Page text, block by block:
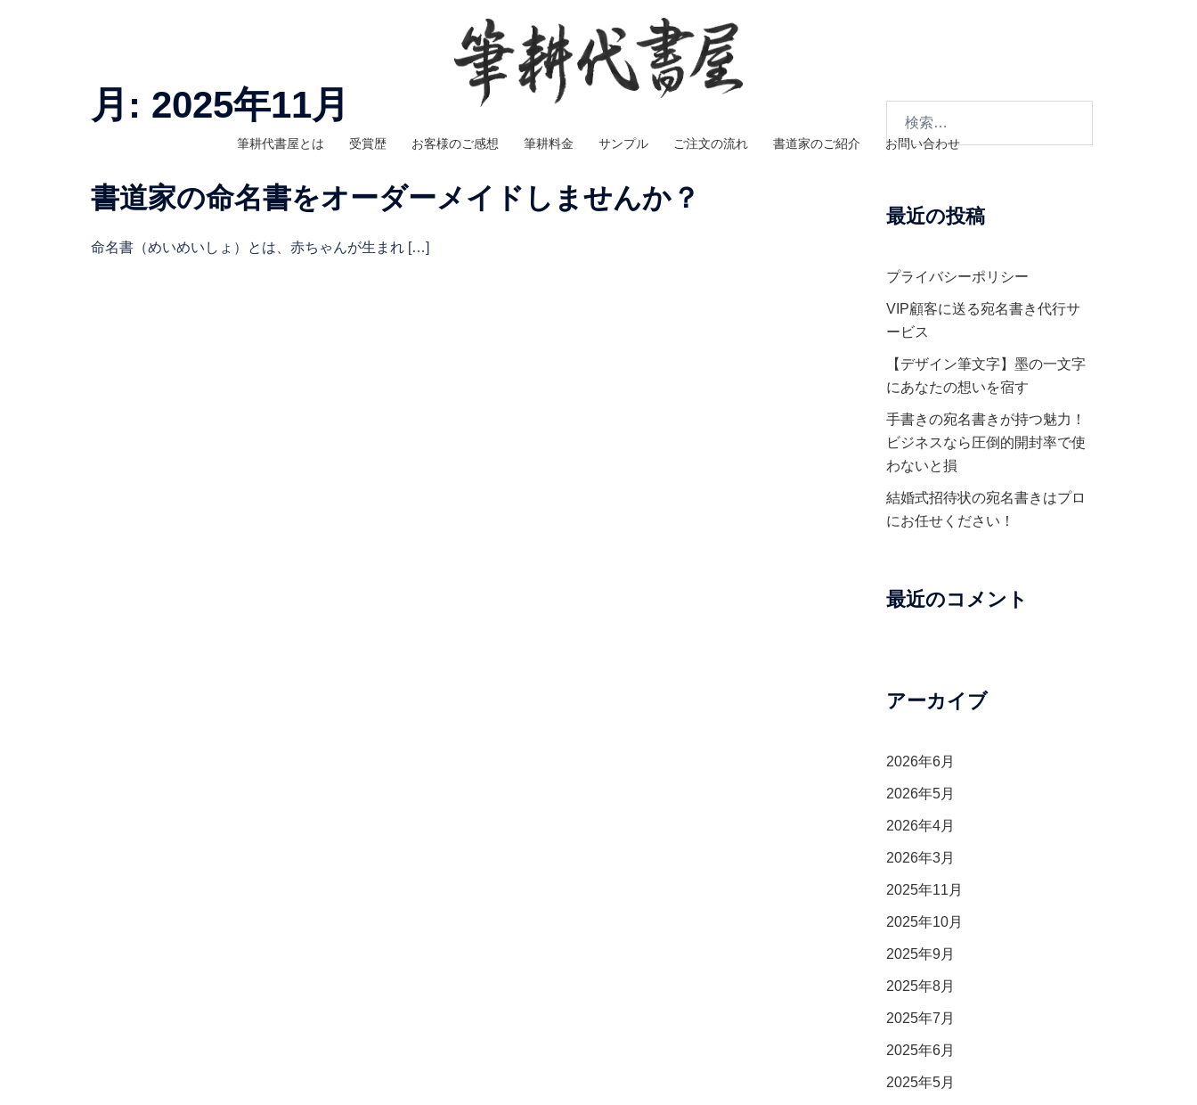
筆耕代書屋とは 受賞歴 お客様のご感想 筆耕料金 サンプル ご注文の流れ 書道家のご紹介 お問い合わせ
月: 2025年11月
書道家の命名書をオーダーメイドしませんか？
命名書（めいめいしょ）とは、赤ちゃんが生まれ […]
最近の投稿
プライバシーポリシー
VIP顧客に送る宛名書き代行サ
ービス
【デザイン筆文字】墨の一文字
にあなたの想いを宿す
手書きの宛名書きが持つ魅力！
ビジネスなら圧倒的開封率で使
わないと損
結婚式招待状の宛名書きはプロ
にお任せください！
最近のコメント
アーカイブ
2026年6月
2026年5月
2026年4月
2026年3月
2025年11月
2025年10月
2025年9月
2025年8月
2025年7月
2025年6月
2025年5月